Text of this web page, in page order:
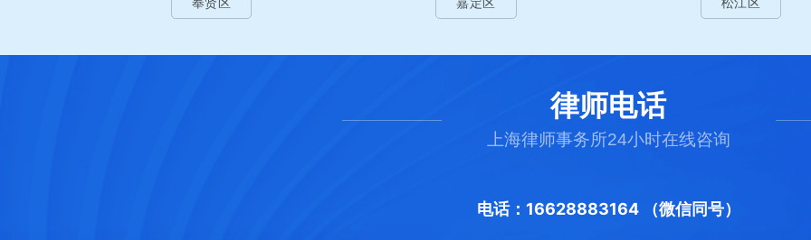
律师电话
上海律师事务所24小时在线咨询
电话：16628883164 （微信同号）